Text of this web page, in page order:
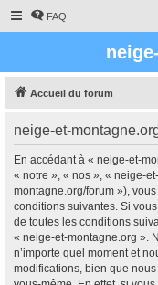
FAQ
Accueil du forum
neige-et-
En accédant à « neige-et-
« notre », « nos », « neige-
montagne.org/forum »),
conditions suivantes. Si
de toutes les conditions
« neige-et-montagne.org ».
n’importe quel moment et
modifications, bien que